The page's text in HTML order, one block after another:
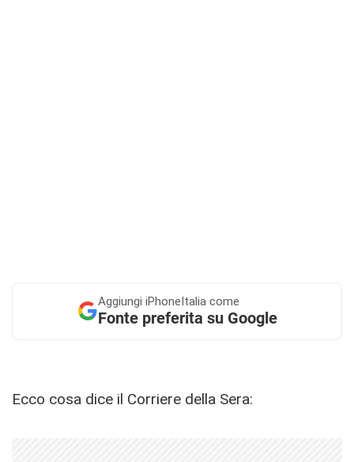
Aggiungi iPhoneItalia come
Fonte preferita su Google
Ecco cosa dice il Corriere della Sera: